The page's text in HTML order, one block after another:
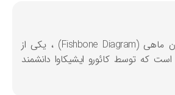
مدل یا تکنیک استخوان ماهی (Fishbone Diagram) ، یکی از
توسط کائورو ایشیکاوا دانشمند